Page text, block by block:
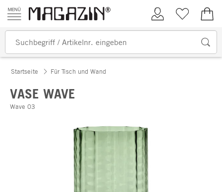
Zum Inhalt springen
Kundenkonto
Merkliste
Startseite Für Tisch und Wand
VASE WAVE
Wave 03